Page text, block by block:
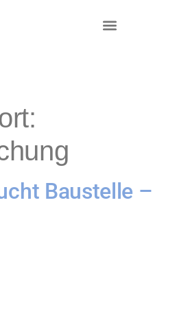
Baustelle –